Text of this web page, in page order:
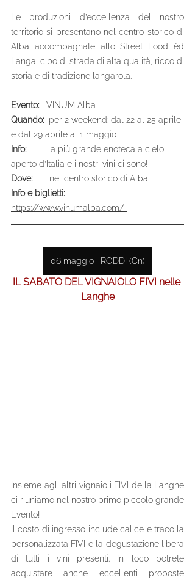
Le produzioni d’eccellenza del nostro
territorio si presentano nel centro storico di
Alba accompagnate allo Street Food ëd
Langa, cibo di strada di alta qualità, ricco di
storia e di tradizione langarola.
Evento: VINUM Alba
Quando: per 2 weekend: dal 22 al 25 aprile
e dal 29 aprile al 1 maggio
Info:
     la più grande enoteca a cielo
aperto d’Italia e i nostri vini ci sono!
Dove:
    nel centro storico di Alba
Info e biglietti:
https://www.vinumalba.com/
06 maggio | RODDI (Cn)
IL SABATO DEL VIGNAIOLO FIVI nelle
Langhe
Insieme agli altri vignaioli FIVI della Langhe
ci riuniamo nel nostro primo piccolo grande
Evento!
Il costo di ingresso include calice e tracolla
personalizzata FIVI e la degustazione libera
di tutti i vini presenti. In loco potrete
acquistare anche eccellenti proposte